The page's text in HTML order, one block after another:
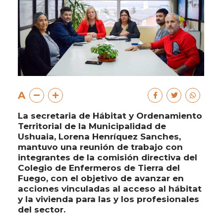
A
La secretaria de Hábitat y Ordenamiento
Territorial de la Municipalidad de
Ushuaia, Lorena Henríquez Sanches,
mantuvo una reunión de trabajo con
integrantes de la comisión directiva del
Colegio de Enfermeros de Tierra del
Fuego, con el objetivo de avanzar en
acciones vinculadas al acceso al hábitat
y la vivienda para las y los profesionales
del sector.